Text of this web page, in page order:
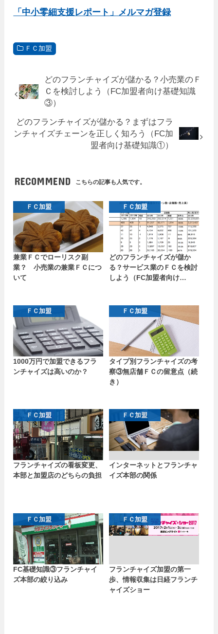
「中小零細支援レポート」メルマガ登録
ＦＣ加盟
どのフランチャイズが儲かる？小売業のＦ
Ｃを検討しよう（FC加盟者向け基礎知識
③）
どのフランチャイズが儲かる？まずはフラ
ンチャイズチェーンを正しく知ろう（FC加
盟者向け基礎知識①）
RECOMMEND こちらの記事も人気です。
ＦＣ加盟
兼業ＦＣでローリスク副
業？ 小売業の兼業ＦＣにつ
いて
ＦＣ加盟
どのフランチャイズが儲か
る？サービス業のＦＣを検討
しよう（FC加盟者向け…
ＦＣ加盟
1000万円で加盟できるフラ
ンチャイズは高いのか？
ＦＣ加盟
タイプ別フランチャイズの考
察③無店舗ＦＣの留意点（続
き）
ＦＣ加盟
フランチャイズの看板変更、
本部と加盟店のどちらの負担
ＦＣ加盟
インターネットとフランチャ
イズ本部の関係
ＦＣ加盟
FC基礎知識③フランチャイ
ズ本部の絞り込み
ＦＣ加盟
フランチャイズ加盟の第一
歩、情報収集は日経フランチ
ャイズショー